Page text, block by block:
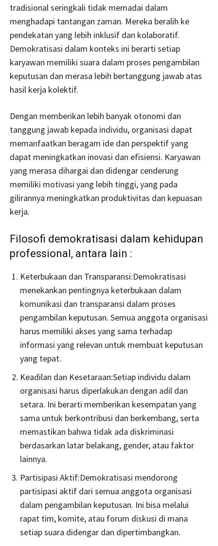
tradisional seringkali tidak memadai dalam
menghadapi tantangan zaman. Mereka beralih ke
pendekatan yang lebih inklusif dan kolaboratif.
Demokratisasi dalam konteks ini berarti setiap
karyawan memiliki suara dalam proses pengambilan
keputusan dan merasa lebih bertanggung jawab atas
hasil kerja kolektif.
Dengan memberikan lebih banyak otonomi dan
tanggung jawab kepada individu, organisasi dapat
memanfaatkan beragam ide dan perspektif yang
dapat meningkatkan inovasi dan efisiensi. Karyawan
yang merasa dihargai dan didengar cenderung
memiliki motivasi yang lebih tinggi, yang pada
gilirannya meningkatkan produktivitas dan kepuasan
kerja.
Filosofi demokratisasi dalam kehidupan
professional, antara lain :
Keterbukaan dan Transparansi:Demokratisasi
menekankan pentingnya keterbukaan dalam
komunikasi dan transparansi dalam proses
pengambilan keputusan. Semua anggota organisasi
harus memiliki akses yang sama terhadap
informasi yang relevan untuk membuat keputusan
yang tepat.
Keadilan dan Kesetaraan:Setiap individu dalam
organisasi harus diperlakukan dengan adil dan
setara. Ini berarti memberikan kesempatan yang
sama untuk berkontribusi dan berkembang, serta
memastikan bahwa tidak ada diskriminasi
berdasarkan latar belakang, gender, atau faktor
lainnya.
Partisipasi Aktif:Demokratisasi mendorong
partisipasi aktif dari semua anggota organisasi
dalam pengambilan keputusan. Ini bisa melalui
rapat tim, komite, atau forum diskusi di mana
setiap suara didengar dan dipertimbangkan.